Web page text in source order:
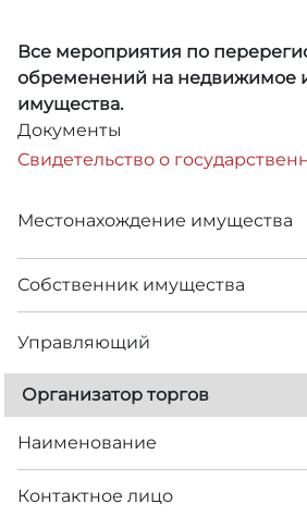
Все мероприятия по
обременений на недвижимое
имущества.
Документы
Свидетельство о
Местонахождение имущества
Собственник имущества
Управляющий
Организатор торгов
Наименование
Контактное лицо